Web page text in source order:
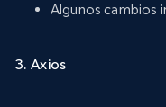
Algunos cambios
3. Axios